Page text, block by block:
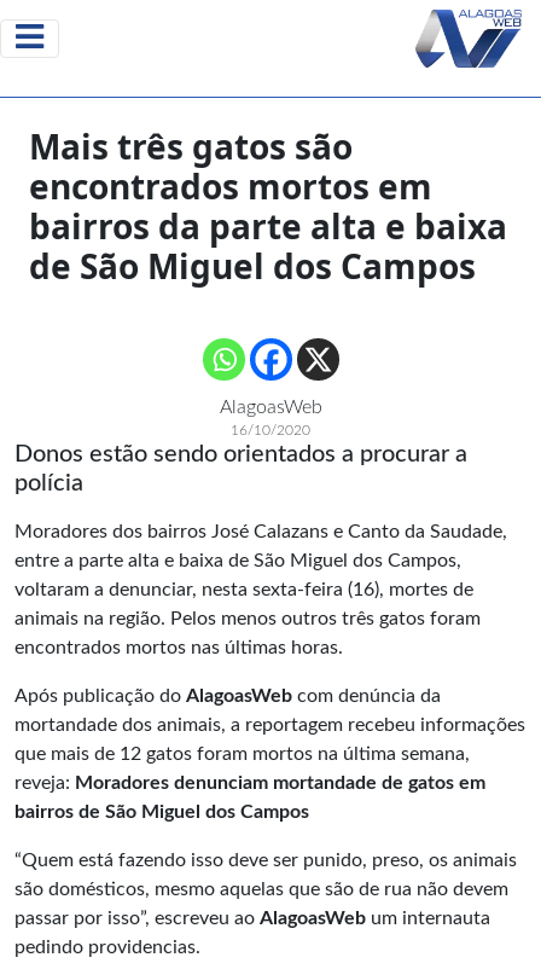
Mais três gatos são
encontrados mortos em
bairros da parte alta e baixa
de São Miguel dos Campos
AlagoasWeb
16/10/2020
Donos estão sendo orientados a procurar a
polícia
Moradores dos bairros José Calazans e Canto da Saudade,
entre a parte alta e baixa de São Miguel dos Campos,
voltaram a denunciar, nesta sexta-feira (16), mortes de
animais na região. Pelos menos outros três gatos foram
encontrados mortos nas últimas horas.
Após publicação do AlagoasWeb com denúncia da
mortandade dos animais, a reportagem recebeu informações
que mais de 12 gatos foram mortos na última semana,
reveja: Moradores denunciam mortandade de gatos em
bairros de São Miguel dos Campos
“Quem está fazendo isso deve ser punido, preso, os animais
são domésticos, mesmo aquelas que são de rua não devem
passar por isso”, escreveu ao AlagoasWeb um internauta
pedindo providencias.